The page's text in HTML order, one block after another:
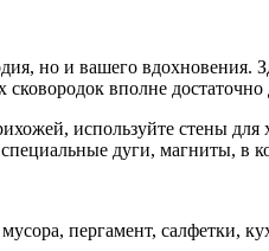
но и вашего
сковородок вполне
используйте стены для
дуги, магниты, в
пергамент, салфетки,